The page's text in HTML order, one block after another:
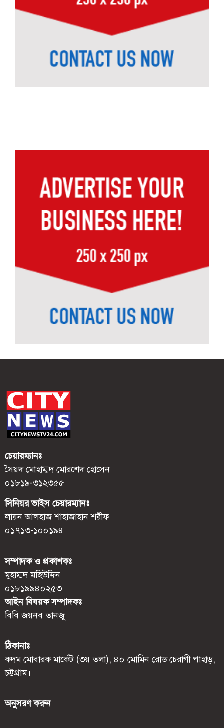
চেয়ারম্যানঃ
সৈয়দ মোহাম্মদ মোরশেদ হোসেন
০১৮১৯-৩১২৩৫৫
সিনিয়র ভাইস চেয়ারম্যানঃ
লায়ন আলহাজ শাহাজাহান শরীফ
০১৭১৩-১০০১৯৪
সম্পাদক ও প্রকাশকঃ
মুহাম্মদ মহিউদ্দিন
০১৮১৯৯৪০২৫৩
আইন বিষয়ক সম্পাদকঃ
বিবি জয়নব তানজু
ঠিকানাঃ
কদম মোবারক মার্কেট (৩য় তলা), ৪০ মোমিন রোড চেরাগী পাহাড়,
চট্টগ্রাম।
অনুসরণ করুন